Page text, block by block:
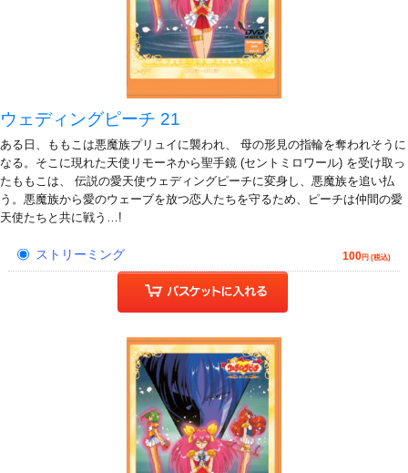
ウェディングピーチ 21
ある日、ももこは悪魔族プリュイに襲われ、 母の形見の指輪を奪われそうに
なる。そこに現れた天使リモーネから聖手鏡 (セントミロワール) を受け取っ
たももこは、 伝説の愛天使ウェディングピーチに変身し、悪魔族を追い払
う。悪魔族から愛のウェーブを放つ恋人たちを守るため、ピーチは仲間の愛
天使たちと共に戦う…!
ストリーミング 100円 (税込)